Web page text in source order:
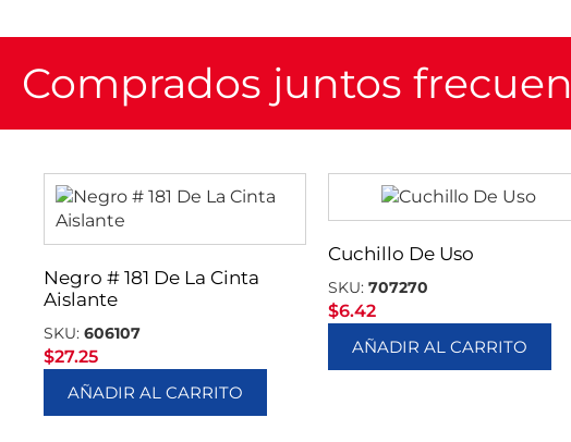
Comprados juntos
Negro # 181 De La Cinta
Aislante
SKU: 606107
$27.25
AÑADIR AL CARRITO
Cuchillo De Uso
SKU: 707270
$6.42
AÑADIR AL CARRITO